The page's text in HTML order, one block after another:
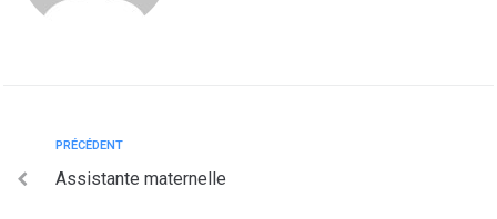
PRÉCÉDENT
Assistante maternelle